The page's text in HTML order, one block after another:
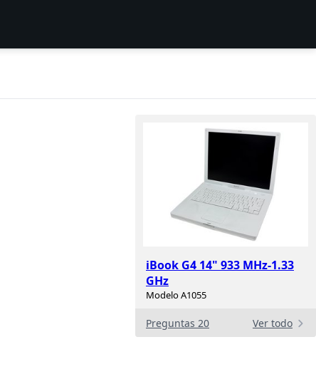
iBook G4 14" 933 MHz-1.33
GHz
Modelo A1055
Preguntas 20 Ver todo